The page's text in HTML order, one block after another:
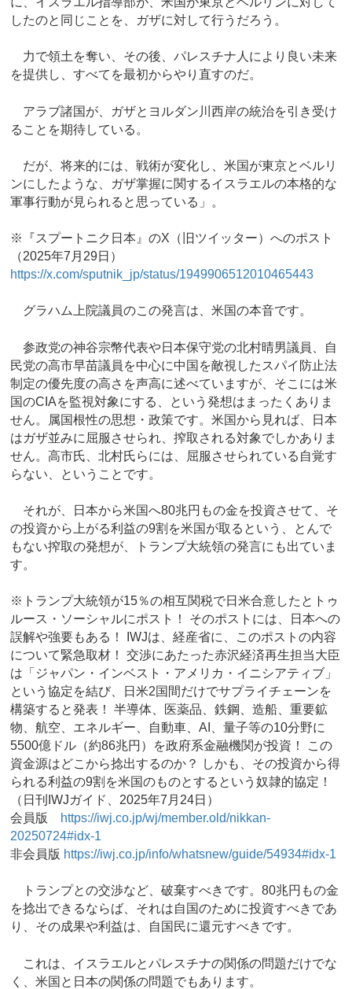
したのと同じことを、ガザに対して行うだろう。
力で領土を奪い、その後、パレスチナ人により良い未来
を提供し、すべてを最初からやり直すのだ。
アラブ諸国が、ガザとヨルダン川西岸の統治を引き受け
ることを期待している。
だが、将来的には、戦術が変化し、米国が東京とベルリ
ンにしたような、ガザ掌握に関するイスラエルの本格的な
軍事行動が見られると思っている」。
※『スプートニク日本』のX（旧ツイッター）へのポスト
（2025年7月29日）
https://x.com/sputnik_jp/status/1949906512010465443
グラハム上院議員のこの発言は、米国の本音です。
参政党の神谷宗幣代表や日本保守党の北村晴男議員、自
民党の高市早苗議員を中心に中国を敵視したスパイ防止法
制定の優先度の高さを声高に述べていますが、そこには米
国のCIAを監視対象にする、という発想はまったくありま
せん。属国根性の思想・政策です。米国から見れば、日本
はガザ並みに屈服させられ、搾取される対象でしかありま
せん。高市氏、北村氏らには、屈服させられている自覚す
らない、ということです。
それが、日本から米国へ80兆円もの金を投資させて、そ
の投資から上がる利益の9割を米国が取るという、とんで
もない搾取の発想が、トランプ大統領の発言にも出ていま
す。
※トランプ大統領が15％の相互関税で日米合意したとトゥ
ルース・ソーシャルにポスト！ そのポストには、日本への
誤解や強要もある！ IWJは、経産省に、このポストの内容
について緊急取材！ 交渉にあたった赤沢経済再生担当大臣
は「ジャパン・インベスト・アメリカ・イニシアティブ」
という協定を結び、日米2国間だけでサプライチェーンを
構築すると発表！ 半導体、医薬品、鉄鋼、造船、重要鉱
物、航空、エネルギー、自動車、AI、量子等の10分野に
5500億ドル（約86兆円）を政府系金融機関が投資！ この
資金源はどこから捻出するのか？ しかも、その投資から得
られる利益の9割を米国のものとするという奴隷的協定！
（日刊IWJガイド、2025年7月24日）
会員版 https://iwj.co.jp/wj/member.old/nikkan-
20250724#idx-1
非会員版 https://iwj.co.jp/info/whatsnew/guide/54934#idx-1
トランプとの交渉など、破棄すべきです。80兆円もの金
を捻出できるならば、それは自国のために投資すべきであ
り、その成果や利益は、自国民に還元すべきです。
これは、イスラエルとパレスチナの関係の問題だけでな
く、米国と日本の関係の問題でもあります。